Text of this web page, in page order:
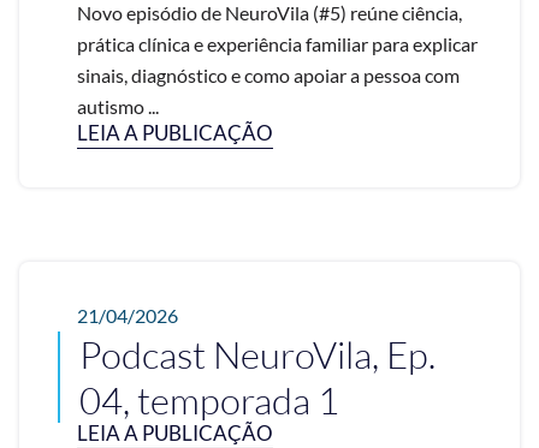
Novo episódio de NeuroVila (#5) reúne ciência,
prática clínica e experiência familiar para explicar
sinais, diagnóstico e como apoiar a pessoa com
autismo ...
LEIA A PUBLICAÇÃO
21/04/2026
Podcast NeuroVila, Ep.
04, temporada 1
LEIA A PUBLICAÇÃO